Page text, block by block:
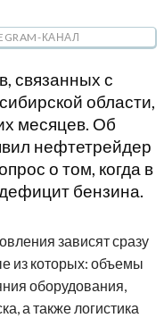
КАНАЛ
связанных с
области,
месяцев. Об
нефтетрейдер
о том, когда в
бензина.
зависят сразу
из которых: объемы
оборудования,
а также логистика